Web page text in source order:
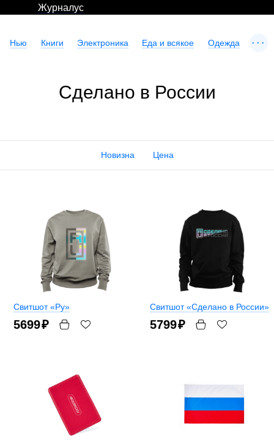
Журналус
Нью Книги Электроника Еда и всякое Одежда ...
Сделано в России
Новизна Цена
Свитшот «Ру»
5699₽
Свитшот «Сделано в России»
5799₽